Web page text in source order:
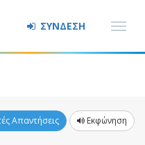
ΣΥΝΔΕΣΗ
Απαντήσεις Εκφώνηση